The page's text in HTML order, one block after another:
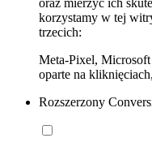
korzystamy w tej
trzecich:
Meta-Pixel,
oparte na
Rozszerzony